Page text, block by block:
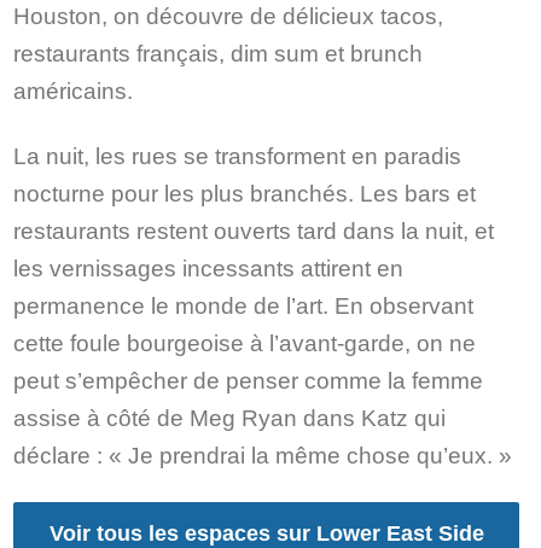
Houston, on découvre de délicieux tacos,
restaurants français, dim sum et brunch
américains.
La nuit, les rues se transforment en paradis
nocturne pour les plus branchés. Les bars et
restaurants restent ouverts tard dans la nuit, et
les vernissages incessants attirent en
permanence le monde de l’art. En observant
cette foule bourgeoise à l’avant-garde, on ne
peut s’empêcher de penser comme la femme
assise à côté de Meg Ryan dans Katz qui
déclare : « Je prendrai la même chose qu’eux. »
Voir tous les espaces sur Lower East Side